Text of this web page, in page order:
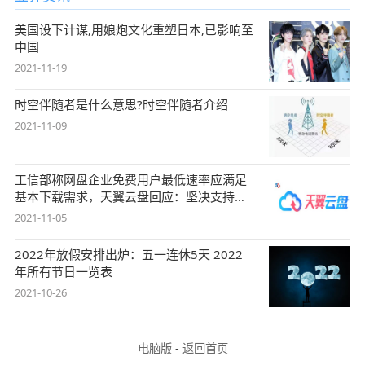
美国设下计谋,用娘炮文化重塑日本,已影响至
中国
2021-11-19
时空伴随者是什么意思?时空伴随者介绍
2021-11-09
工信部称网盘企业免费用户最低速率应满足
基本下载需求，天翼云盘回应：坚决支持，
始终
2021-11-05
2022年放假安排出炉：五一连休5天 2022
年所有节日一览表
2021-10-26
电脑版- 返回首页